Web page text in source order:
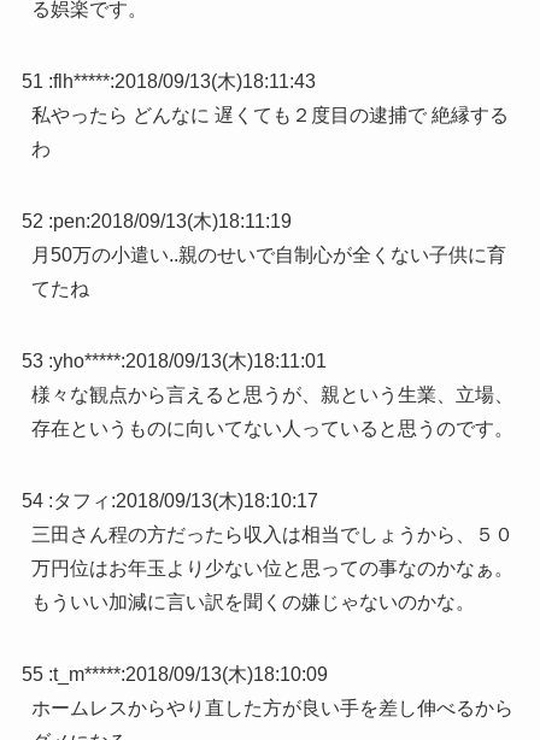
る娯楽です。
51 :flh*****:2018/09/13(木)18:11:43
私やったら どんなに 遅くても２度目の逮捕で 絶縁する
わ
52 :pen:2018/09/13(木)18:11:19
月50万の小遣い..親のせいで自制心が全くない子供に育
てたね
53 :yho*****:2018/09/13(木)18:11:01
様々な観点から言えると思うが、親という生業、立場、
存在というものに向いてない人っていると思うのです。
54 :タフィ :2018/09/13(木)18:10:17
三田さん程の方だったら収入は相当でしょうから、５０
万円位はお年玉より少ない位と思っての事なのかなぁ。
もういい加減に言い訳を聞くの嫌じゃないのかな。
55 :t_m*****:2018/09/13(木)18:10:09
ホームレスからやり直した方が良い手を差し伸べるから